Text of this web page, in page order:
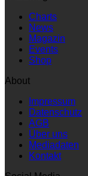
Charts
News
Magazin
Events
Impressum
Datenschutz
AGB
Über uns
Mediadaten